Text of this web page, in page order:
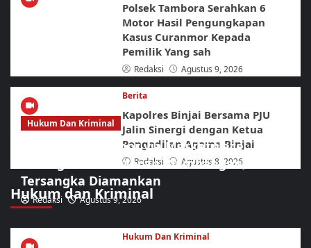
Polsek Tambora Serahkan 6
Motor Hasil Pengungkapan
Kasus Curanmor Kepada
Pemilik Yang sah
Redaksi Agustus 9, 2026
Berita
Kapolres Binjai Bersama PJU
Jalin Sinergi dengan Ketua
Pengadilan Agama Binjai
Redaksi Agustus 8, 2026
Hukum dan Kriminal
Hukum Dan Kriminal
Jaringan Curanmor via Marketplace
Dibongkar URC Macan Blambangan, Lima
Tersangka Diamankan
Redaksi Agustus 9, 2026
Hukum Dan Kriminal